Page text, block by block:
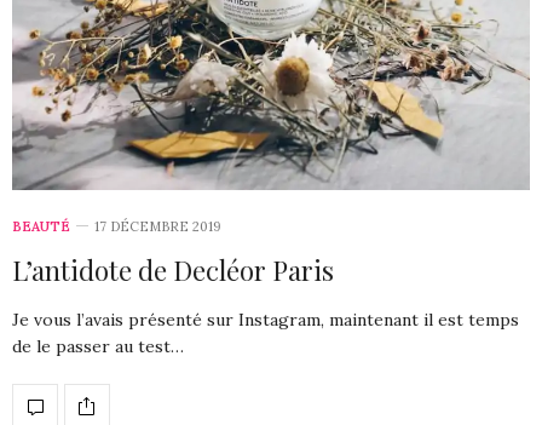
BEAUTÉ 17 DÉCEMBRE 2019
L’antidote de Decléor Paris
Je vous l’avais présenté sur Instagram, maintenant il est temps
de le passer au test…